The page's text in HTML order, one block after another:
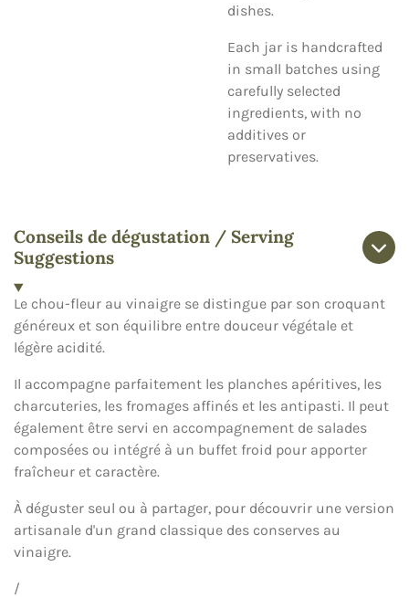
dishes.
Each jar is handcrafted
in small batches using
carefully selected
ingredients, with no
additives or
preservatives.
Conseils de dégustation / Serving
Suggestions
Le chou-fleur au vinaigre se distingue par son croquant
généreux et son équilibre entre douceur végétale et
légère acidité.
Il accompagne parfaitement les planches apéritives, les
charcuteries, les fromages affinés et les antipasti. Il peut
également être servi en accompagnement de salades
composées ou intégré à un buffet froid pour apporter
fraîcheur et caractère.
À déguster seul ou à partager, pour découvrir une version
artisanale d'un grand classique des conserves au
vinaigre.
/